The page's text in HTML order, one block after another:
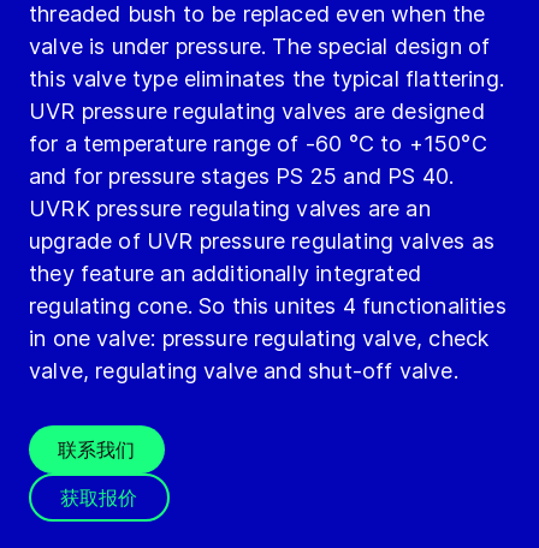
threaded bush to be replaced even when the
valve is under pressure. The special design of
this valve type eliminates the typical flattering.
UVR pressure regulating valves are designed
for a temperature range of -60 °C to +150°C
and for pressure stages PS 25 and PS 40.
UVRK pressure regulating valves are an
upgrade of UVR pressure regulating valves as
they feature an additionally integrated
regulating cone. So this unites 4 functionalities
in one valve: pressure regulating valve, check
valve, regulating valve and shut-off valve.
联系我们
获取报价